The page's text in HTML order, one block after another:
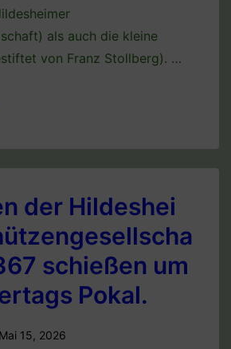
als auch die kleine
von Franz Stollberg). …
der Hildeshei
schießen um
Pokal.
Mai 15, 2026